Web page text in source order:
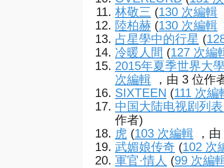
林敬三 (130 次編輯
陸柏赫 (130 次編輯
占星學中的行星 (
冷暖人間 (127 次編
2015年夏季世界大
次編輯 ，由 3 位作
SIXTEEN (111 次編
中国大陆电视剧列
作者)
虎 (103 次編輯 ，
武媚娘传奇 (102 次
軍官·情人 (99 次編